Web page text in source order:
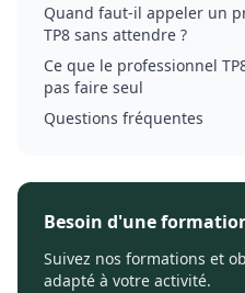
Quand faut-il appeler un
TP8 sans attendre ?
Ce que le professionnel
pas faire seul
Questions fréquentes
Besoin d'une
Suivez nos formations et
adapté à votre activité.